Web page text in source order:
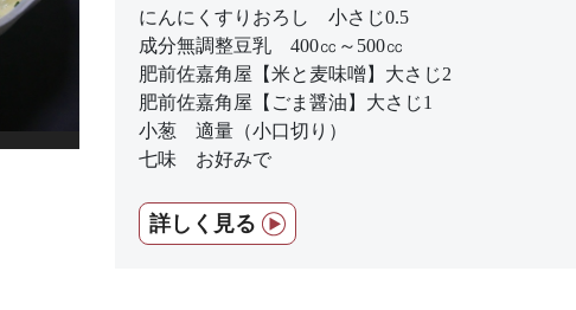
にんにくすりおろし 小さじ0.5
成分無調整豆乳 400㏄～500㏄
肥前佐嘉角屋【米と麦味噌】大さじ2
肥前佐嘉角屋【ごま醤油】大さじ1
小葱 適量（小口切り）
七味 お好みで
詳しく見る